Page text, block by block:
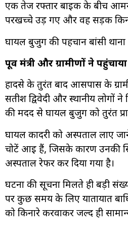
एक तेज रफ्तार बाइक के बीच
परखच्चे उड़ गए और वह सड़क
घायल बुजुर्ग की पहचान बांसी थाना
पूर्व मंत्री और ग्रामीणों ने
हादसे के तुरंत बाद आसपास के
सतीश द्विवेदी और स्थानीय लोगों
की मदद से घायल बुजुर्ग को तुरंत
घायल कादरी को अस्पताल लाए
चोटें आई हैं, जिसके कारण उनकी
अस्पताल रेफर कर दिया गया है।
घटना की सूचना मिलते ही बड़ी
पर कुछ समय के लिए यातायात
को किनारे करवाकर जल्द ही